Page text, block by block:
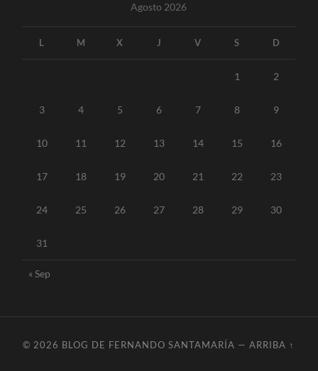
Agosto 2026
L M X J V S D
1 2
3 4 5 6 7 8 9
10 11 12 13 14 15 16
17 18 19 20 21 22 23
24 25 26 27 28 29 30
31
« Sep
© 2026 BLOG DE FERNANDO SANTAMARÍA —ARRIBA ↑